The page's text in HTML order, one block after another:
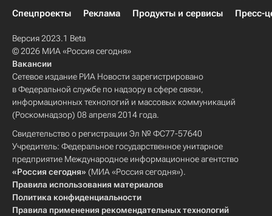
Спецпроекты
Реклама Продукты и сервисы Пресс-
Версия 2023.1 Beta
© 2026 МИА «Россия сегодня»
Вакансии
Сетевое издание РИА Новости зарегистрировано
в Федеральной службе по надзору в сфере связи,
информационных технологий и массовых коммуникаций
(Роскомнадзор) 08 апреля 2014 года.
Свидетельство о регистрации Эл № ФС77-57640
Учредитель: Федеральное государственное унитарное
предприятие Международное информационное агентство
«Россия сегодня» (МИА «Россия сегодня»).
Правила использования материалов
Политика конфиденциальности
Правила применения рекомендательных технологий